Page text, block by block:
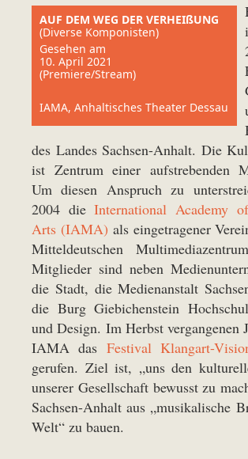
AUF DEM WEG DER VERHEIßUNG
(Diverse Komponisten)
Gesehen am
10. April 2021
(Premiere/Stream)
IAMA, Anhaltisches Theater Dessau
des Landes Sachsen-Anhalt. Die
ist Zentrum einer aufstrebenden
Um diesen Anspruch zu
2004 dieInternational Academy
Arts (IAMA) als eingetragener
Mitteldeutschen
Mitglieder sind neben
die Stadt, die Medienanstalt
die Burg Giebichenstein
und Design. Im Herbst vergangenen
IAMA das Festival Klangart-
gerufen. Ziel ist, „uns den
unserer Gesellschaft bewusst zu
Sachsen-Anhalt aus „musikalische
Welt“ zu bauen.